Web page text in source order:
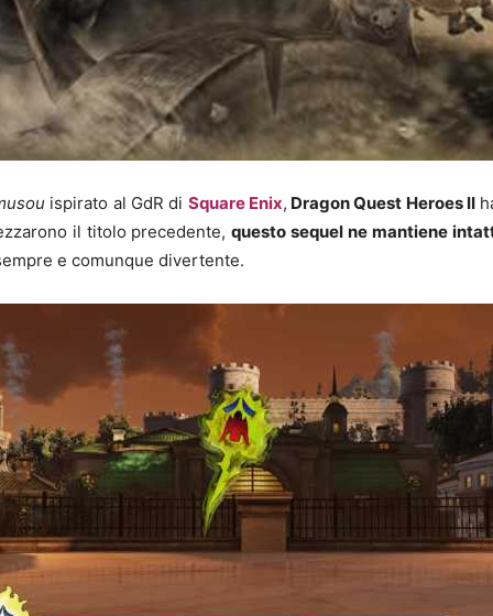
ispirato al GdR di Square Enix, Dragon Quest Heroes II
il titolo precedente,questo sequel ne mantiene
e comunque divertente.